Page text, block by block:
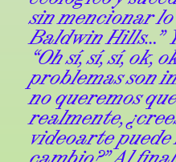
sin mencionar lo
Baldwin Hills…”
“Oh sí, sí, sí, ok,
problemas son
no queremos
realmente,
videoarte